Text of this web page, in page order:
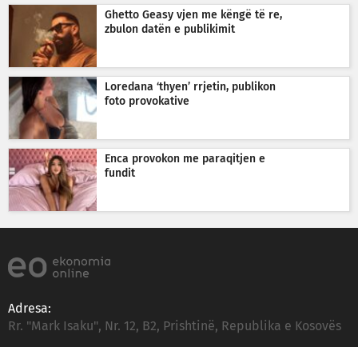
Ghetto Geasy vjen me këngë të re,
zbulon datën e publikimit
Loredana ‘thyen’ rrjetin, publikon
foto provokative
Enca provokon me paraqitjen e
fundit
Adresa:
Rr. "Mark Isaku", Nr. 12, B2, Prishtinë, Republika e Kosovës